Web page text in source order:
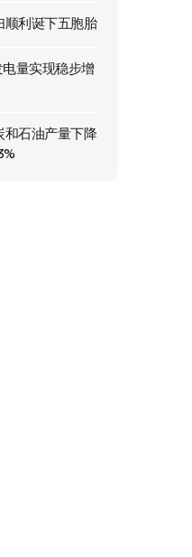
顺利诞下五胞胎
量实现稳步增
石油产量下降